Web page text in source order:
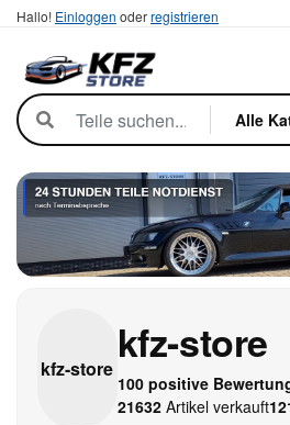
Hallo! Einloggen oderregistrieren
kfz-store
kfz-store
100 positive
21632Artikel verkauft